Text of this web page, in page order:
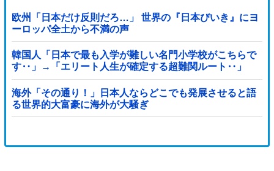
欧州「日本だけ反則だろ…」 世界の『日本びいき』にヨ
ーロッパ全土から不満の声
韓国人「日本で最も入学が難しい名門小学校がこちらで
す‥」→「エリート人生が確定する超難関ルート‥」
海外「その通り！」日本人ならどこでも発展させると語
る世界的大富豪に海外が大騒ぎ